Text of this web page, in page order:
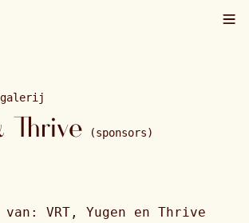
galerij
Thrive (sponsors)
van: VRT, Yugen en Thrive